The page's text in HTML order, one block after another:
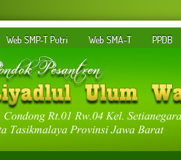
Web SMP-T Putri Web SMA-T PPDB